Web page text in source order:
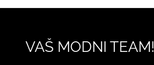
VAŠ MODNI TEAM!